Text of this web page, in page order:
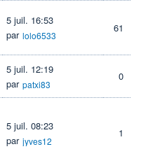
5 juil. 16:53
par lolo6533
61
5 juil. 12:19
par patxi83
0
5 juil. 08:23
par jyves12
1